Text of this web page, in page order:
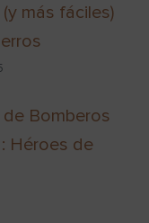
más fáciles)
Bomberos
Héroes de